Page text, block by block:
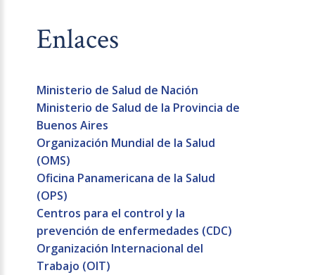
Enlaces
Ministerio de Salud de Nación
Ministerio de Salud de la Provincia de
Buenos Aires
Organización Mundial de la Salud
(OMS)
Oficina Panamericana de la Salud
(OPS)
Centros para el control y la
prevención de enfermedades (CDC)
Organización Internacional del
Trabajo (OIT)